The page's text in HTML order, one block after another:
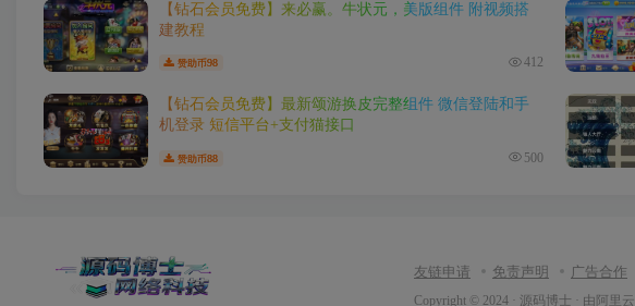
【钻石会员免费】来必赢。牛状元，美版组件 附视频搭
建教程
赞助币98 412
【钻石会员免费】最新颂游换皮完整组件 微信登陆和手
机登录 短信平台+支付猫接口
赞助币88 500
友链申请 免责声明 广告合作
Copyright © 2024 · 源码博士 · 由 阿里云